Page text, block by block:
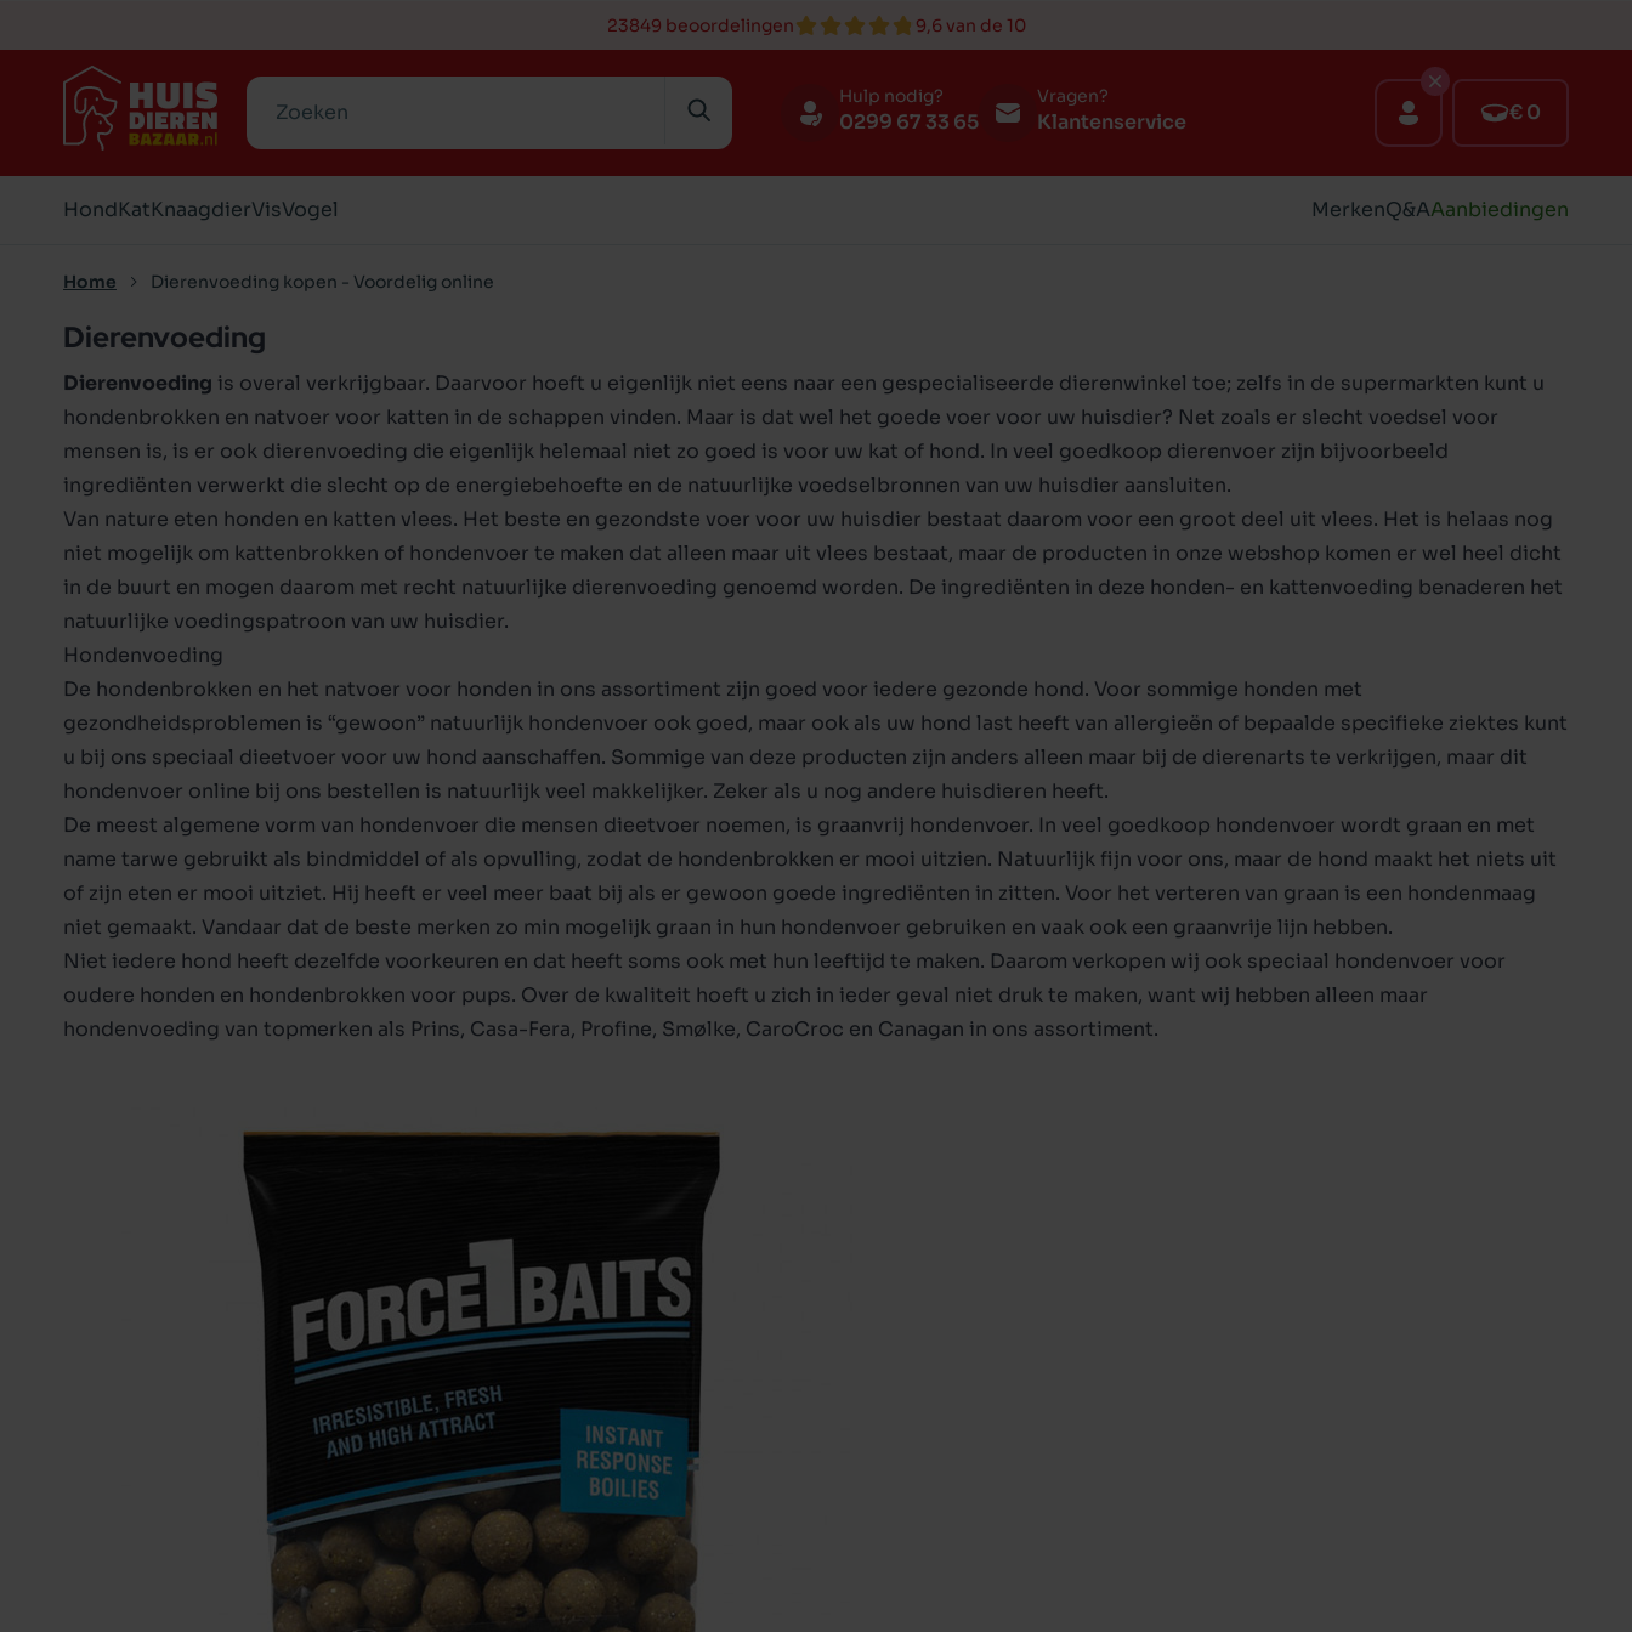
23849 beoordelingen 9,6 van de 10
Zoeken Hulp nodig?
0299 67 33 65
Vragen?
Klantenservice € 0
Hond
Hondenvoer
Geperst
Biologisch
Natvoer
Puppy junior
Adult
Senior
Dieet
Voer- en drinkbakken
Lijnen en riemen
Halsbanden
Kleding
Verzorging
Lifestyle
Training
Toon alles in Hond
Kat
Kattenvoer
Voedingssupplementen
Biologisch
Natvoer
Kattenvoer adult
Kittenvoer
Kattenvoer senior
Toon alles in kattenvoer
Voer-en drinkbakken
Krabben
Kattenhuizen
Slapen en rusten
Verzorging
Lifestyle
Transport op reis
Toon alles in Kat
Knaagdier
Hokken en verblijven
Voer-en drinkbakken
Snacks
Voer
Toon alles in Knaagdier
Vis
Aquarium
Aquarium accessoires
Visvoer
Toon alles in Vis
Vogel
Standaards
Speelgoed
Verzorging
Buitenvogels
Toon alles in Vogel
MerkenQ&AAanbiedingen
Home Dierenvoeding kopen - Voordelig online
Dierenvoeding
Dierenvoeding is overal verkrijgbaar. Daarvoor hoeft u eigenlijk niet eens naar een gespecialiseerde dierenwinkel toe; zelfs in de supermarkten kunt u
hondenbrokken en natvoer voor katten in de schappen vinden. Maar is dat wel het goede voer voor uw huisdier? Net zoals er slecht voedsel voor
mensen is, is er ook dierenvoeding die eigenlijk helemaal niet zo goed is voor uw kat of hond. In veel goedkoop dierenvoer zijn bijvoorbeeld
ingrediënten verwerkt die slecht op de energiebehoefte en de natuurlijke voedselbronnen van uw huisdier aansluiten.
Van nature eten honden en katten vlees. Het beste en gezondste voer voor uw huisdier bestaat daarom voor een groot deel uit vlees. Het is helaas nog
niet mogelijk om kattenbrokken of hondenvoer te maken dat alleen maar uit vlees bestaat, maar de producten in onze webshop komen er wel heel dicht
in de buurt en mogen daarom met recht natuurlijke dierenvoeding genoemd worden. De ingrediënten in deze honden- en kattenvoeding benaderen het
natuurlijke voedingspatroon van uw huisdier.
Hondenvoeding
De hondenbrokken en het natvoer voor honden in ons assortiment zijn goed voor iedere gezonde hond. Voor sommige honden met
gezondheidsproblemen is “gewoon” natuurlijk hondenvoer ook goed, maar ook als uw hond last heeft van allergieën of bepaalde specifieke ziektes kunt
u bij ons speciaal dieetvoer voor uw hond aanschaffen. Sommige van deze producten zijn anders alleen maar bij de dierenarts te verkrijgen, maar dit
hondenvoer online bij ons bestellen is natuurlijk veel makkelijker. Zeker als u nog andere huisdieren heeft.
De meest algemene vorm van hondenvoer die mensen dieetvoer noemen, is graanvrij hondenvoer. In veel goedkoop hondenvoer wordt graan en met
name tarwe gebruikt als bindmiddel of als opvulling, zodat de hondenbrokken er mooi uitzien. Natuurlijk fijn voor ons, maar de hond maakt het niets uit
of zijn eten er mooi uitziet. Hij heeft er veel meer baat bij als er gewoon goede ingrediënten in zitten. Voor het verteren van graan is een hondenmaag
niet gemaakt. Vandaar dat de beste merken zo min mogelijk graan in hun hondenvoer gebruiken en vaak ook een graanvrije lijn hebben.
Niet iedere hond heeft dezelfde voorkeuren en dat heeft soms ook met hun leeftijd te maken. Daarom verkopen wij ook speciaal hondenvoer voor
oudere honden en hondenbrokken voor pups. Over de kwaliteit hoeft u zich in ieder geval niet druk te maken, want wij hebben alleen maar
hondenvoeding van topmerken als Prins, Casa-Fera, Profine, Smølke, CaroCroc en Canagan in ons assortiment.